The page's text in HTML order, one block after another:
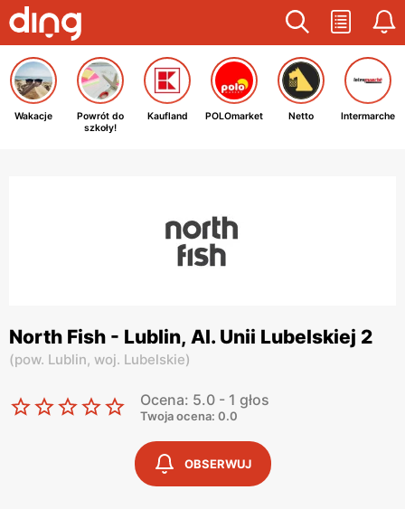
Wakacje
Powrót do
szkoły!
Kaufland POLOmarket Netto Intermarche
North Fish - Lublin, Al. Unii Lubelskiej 2
(pow. Lublin, woj. Lubelskie)
Ocena: 5.0 - 1 głos
Twoja ocena: 0.0
OBSERWUJ